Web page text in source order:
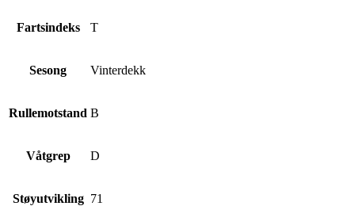
Fartsindeks T
Sesong Vinterdekk
Rullemotstand B
Våtgrep D
Støyutvikling 71